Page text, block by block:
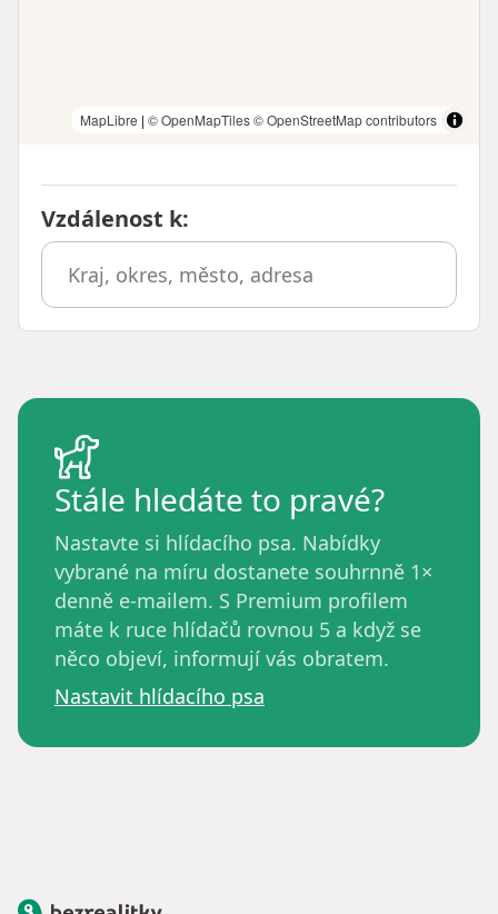
MapLibre | © OpenMapTiles© OpenStreetMap contributors
Vzdálenost k:
Stále hledáte to pravé?
Nastavte si hlídacího psa. Nabídky
vybrané na míru dostanete souhrnně 1×
denně e-mailem. S Premium profilem
máte k ruce hlídačů rovnou 5 a když se
něco objeví, informují vás obratem.
Nastavit hlídacího psa